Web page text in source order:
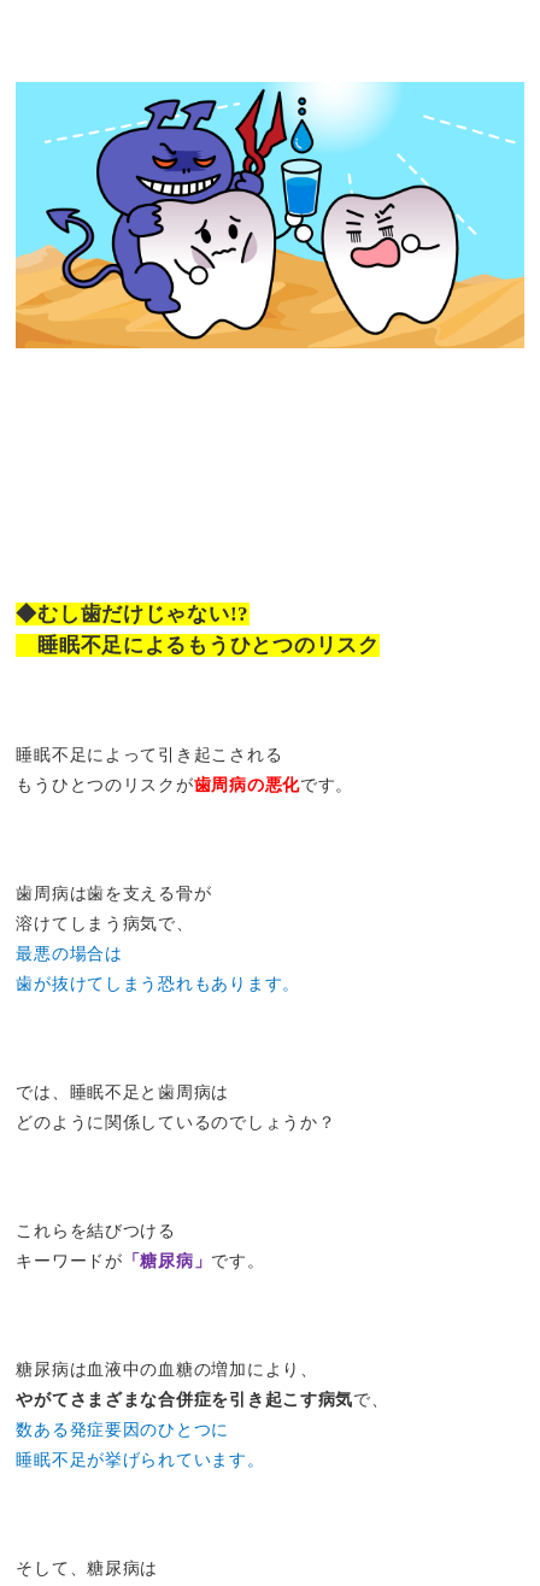
◆むし歯だけじゃない!?
睡眠不足によるもうひとつのリスク
睡眠不足によって引き起こされる
もうひとつのリスクが歯周病の悪化です。
歯周病は歯を支える骨が
溶けてしまう病気で、
最悪の場合は
歯が抜けてしまう恐れもあります。
では、睡眠不足と歯周病は
どのように関係しているのでしょうか？
これらを結びつける
キーワードが 「糖尿病」 です。
糖尿病は血液中の血糖の増加により、
やがてさまざまな合併症を引き起こす病気で、
数ある発症要因のひとつに
睡眠不足が挙げられています。
そして、糖尿病は